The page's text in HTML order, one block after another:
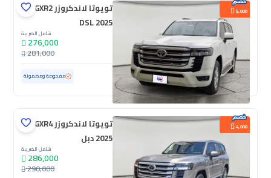
5,000
تويوتا لاندكروزر GXR2
DSL 2025
شامل الضريبة
276,000
281,000
مستعملة 5,762 كم ممشى قليل مفحوصة ومضمونة
4,000
تويوتا لاندكروزر GXR4
2025 دبل
شامل الضريبة
286,000
290,000